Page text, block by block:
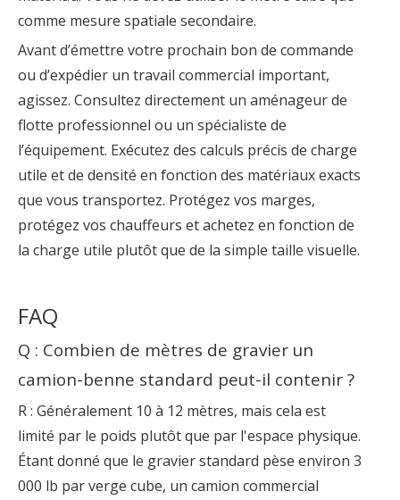
comme mesure spatiale secondaire.
Avant d’émettre votre prochain bon de commande
ou d’expédier un travail commercial important,
agissez. Consultez directement un aménageur de
flotte professionnel ou un spécialiste de
l’équipement. Exécutez des calculs précis de charge
utile et de densité en fonction des matériaux exacts
que vous transportez. Protégez vos marges,
protégez vos chauffeurs et achetez en fonction de
la charge utile plutôt que de la simple taille visuelle.
FAQ
Q : Combien de mètres de gravier un
camion-benne standard peut-il contenir ?
R : Généralement 10 à 12 mètres, mais cela est
limité par le poids plutôt que par l'espace physique.
Étant donné que le gravier standard pèse environ 3
000 lb par verge cube, un camion commercial